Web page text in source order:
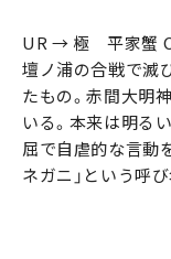
UR → 極 平家蟹
壇ノ浦の合戦で滅
たもの。赤間大明
いる。本来は明る
屈で自虐的な言動
ネガニ」という呼